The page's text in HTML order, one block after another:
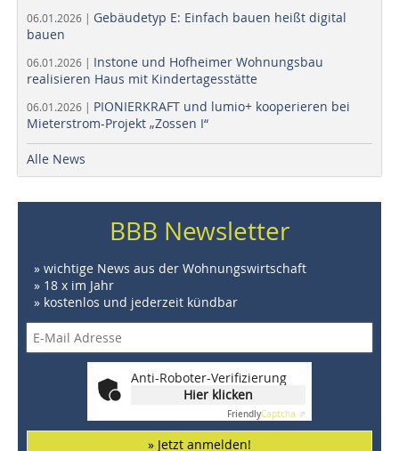
06.01.2026 | Gebäudetyp E: Einfach bauen heißt digital
bauen
06.01.2026 | Instone und Hofheimer Wohnungsbau
realisieren Haus mit Kindertagesstätte
06.01.2026 | PIONIERKRAFT und lumio+ kooperieren bei
Mieterstrom-Projekt „Zossen I“
Alle News
BBB Newsletter
» wichtige News aus der Wohnungswirtschaft
» 18 x im Jahr
» kostenlos und jederzeit kündbar
Anti-Roboter-Verifizierung
Hier klicken
FriendlyCaptcha ⇗
» Jetzt anmelden!